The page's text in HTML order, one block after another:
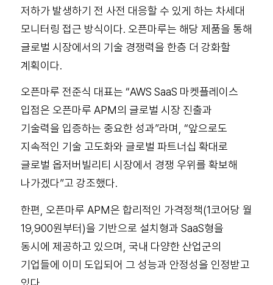
저하가 발생하기 전 사전 대응할 수 있게 하는 차세대
모니터링 접근 방식이다. 오픈마루는 해당 제품을 통해
글로벌 시장에서의 기술 경쟁력을 한층 더 강화할
계획이다.
오픈마루 전준식 대표는 “AWS SaaS 마켓플레이스
입점은 오픈마루 APM의 글로벌 시장 진출과
기술력을 입증하는 중요한 성과”라며, “앞으로도
지속적인 기술 고도화와 글로벌 파트너십 확대로
글로벌 옵저버빌리티 시장에서 경쟁 우위를 확보해
나가겠다”고 강조했다.
한편, 오픈마루 APM은 합리적인 가격정책(1코어당 월
19,900원부터)을 기반으로 설치형과 SaaS형을
동시에 제공하고 있으며, 국내 다양한 산업군의
기업들에 이미 도입되어 그 성능과 안정성을 인정받고